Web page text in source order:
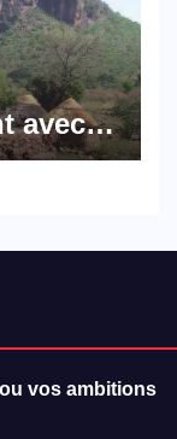
avec
vos ambitions